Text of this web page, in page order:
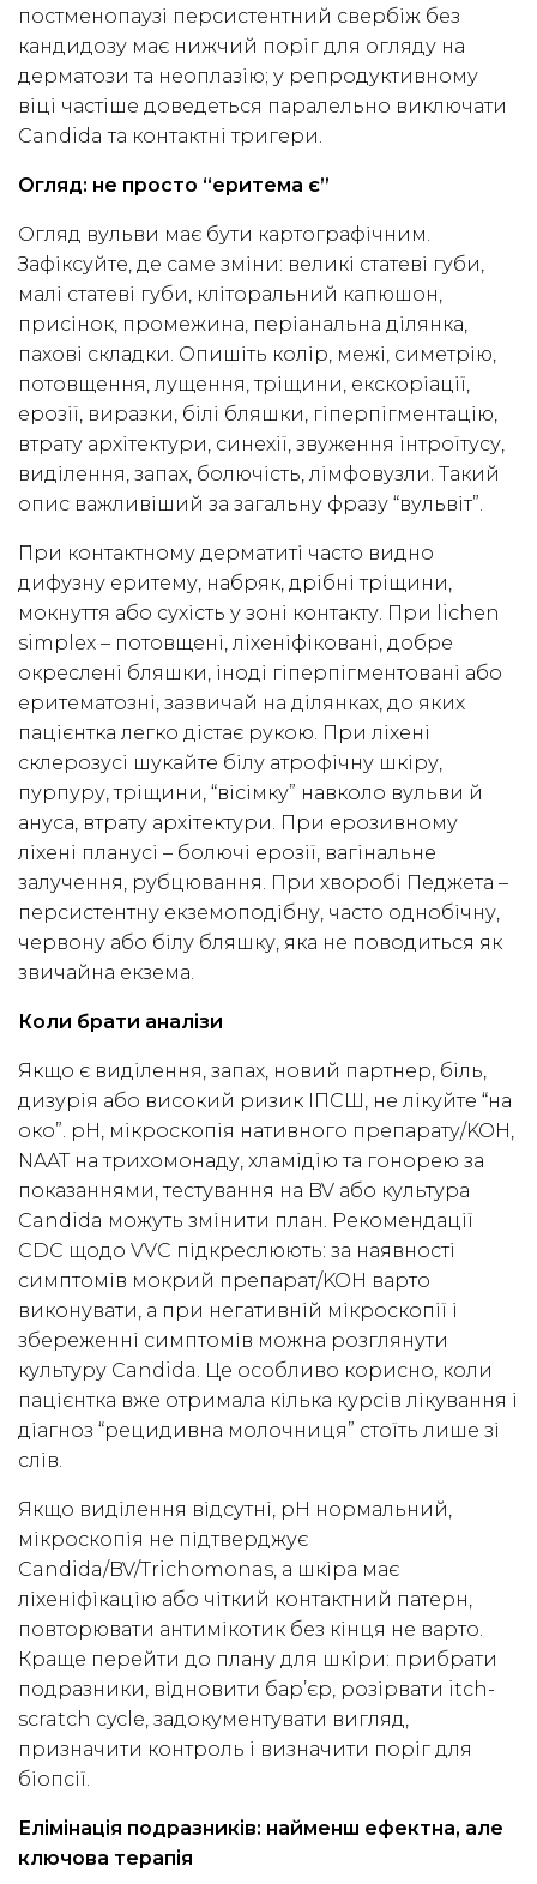
постменопаузі персистентний свербіж без
кандидозу має нижчий поріг для огляду на
дерматози та неоплазію; у репродуктивному
віці частіше доведеться паралельно виключати
Candida та контактні тригери.
Огляд: не просто “еритема є”
Огляд вульви має бути картографічним.
Зафіксуйте, де саме зміни: великі статеві губи,
малі статеві губи, кліторальний капюшон,
присінок, промежина, періанальна ділянка,
пахові складки. Опишіть колір, межі, симетрію,
потовщення, лущення, тріщини, екскоріації,
ерозії, виразки, білі бляшки, гіперпігментацію,
втрату архітектури, синехії, звуження інтроїтусу,
виділення, запах, болючість, лімфовузли. Такий
опис важливіший за загальну фразу “вульвіт”.
При контактному дерматиті часто видно
дифузну еритему, набряк, дрібні тріщини,
мокнуття або сухість у зоні контакту. При lichen
simplex – потовщені, ліхеніфіковані, добре
окреслені бляшки, іноді гіперпігментовані або
еритематозні, зазвичай на ділянках, до яких
пацієнтка легко дістає рукою. При ліхені
склерозусі шукайте білу атрофічну шкіру,
пурпуру, тріщини, “вісімку” навколо вульви й
ануса, втрату архітектури. При ерозивному
ліхені планусі – болючі ерозії, вагінальне
залучення, рубцювання. При хворобі Педжета –
персистентну екземоподібну, часто однобічну,
червону або білу бляшку, яка не поводиться як
звичайна екзема.
Коли брати аналізи
Якщо є виділення, запах, новий партнер, біль,
дизурія або високий ризик ІПСШ, не лікуйте “на
око”. pH, мікроскопія нативного препарату/KOH,
NAAT на трихомонаду, хламідію та гонорею за
показаннями, тестування на BV або культура
Candida можуть змінити план. Рекомендації
CDC щодо VVC підкреслюють: за наявності
симптомів мокрий препарат/KOH варто
виконувати, а при негативній мікроскопії і
збереженні симптомів можна розглянути
культуру Candida. Це особливо корисно, коли
пацієнтка вже отримала кілька курсів лікування і
діагноз “рецидивна молочниця” стоїть лише зі
слів.
Якщо виділення відсутні, pH нормальний,
мікроскопія не підтверджує
Candida/BV/Trichomonas, а шкіра має
ліхеніфікацію або чіткий контактний патерн,
повторювати антимікотик без кінця не варто.
Краще перейти до плану для шкіри: прибрати
подразники, відновити бар’єр, розірвати itch-
scratch cycle, задокументувати вигляд,
призначити контроль і визначити поріг для
біопсії.
Елімінація подразників: найменш ефектна, але
ключова терапія